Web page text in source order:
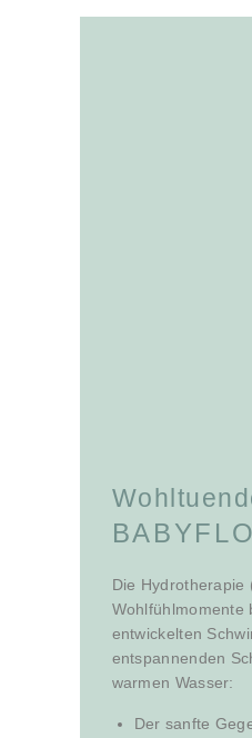
Die
Wohlfühlmomente
entwickelten
entspannenden
warmen Wasser:
Der sanfte